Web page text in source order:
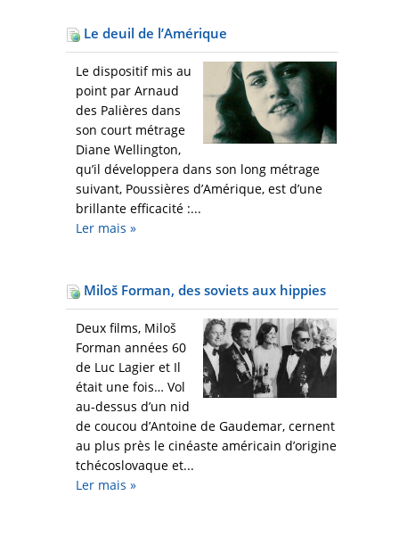
Le deuil de l’Amérique
Le dispositif mis au
point par Arnaud
des Palières dans
son court métrage
Diane Wellington,
qu’il développera dans son long métrage
suivant, Poussières d’Amérique, est d’une
brillante efficacité :...
Ler mais »
Miloš Forman, des soviets aux hippies
Deux films, Miloš
Forman années 60
de Luc Lagier et Il
était une fois… Vol
au-dessus d’un nid
de coucou d’Antoine de Gaudemar, cernent
au plus près le cinéaste américain d’origine
tchécoslovaque et...
Ler mais »